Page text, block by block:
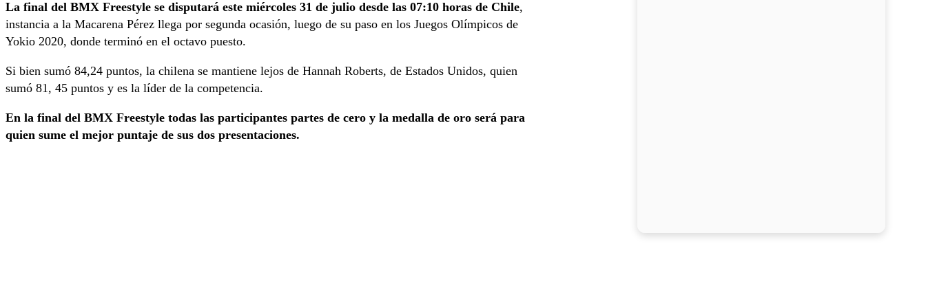
La final del BMX Freestyle se disputará este miércoles 31 de julio desde las 07:10 horas de Chile,
instancia a la Macarena Pérez llega por segunda ocasión, luego de su paso en los Juegos Olímpicos de
Yokio 2020, donde terminó en el octavo puesto.
Si bien sumó 84,24 puntos, la chilena se mantiene lejos de Hannah Roberts, de Estados Unidos, quien
sumó 81, 45 puntos y es la líder de la competencia.
En la final del BMX Freestyle todas las participantes partes de cero y la medalla de oro será para
quien sume el mejor puntaje de sus dos presentaciones.